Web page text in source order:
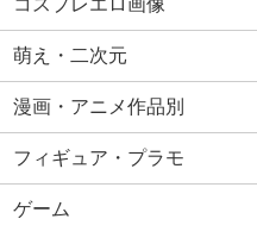
コスプレエロ画像
萌え・二次元
漫画・アニメ作品別
フィギュア・プラモ
ゲーム